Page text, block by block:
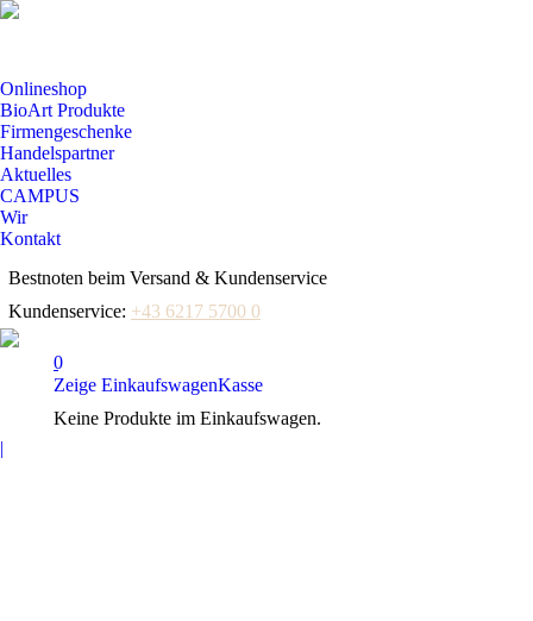
Onlineshop
BioArt Produkte
Firmengeschenke
Handelspartner
Aktuelles
CAMPUS
Wir
Kontakt
Bestnoten beim Versand & Kundenservice
Kundenservice: +43 6217 5700 0
0
Zeige EinkaufswagenKasse
Keine Produkte im Einkaufswagen.
|